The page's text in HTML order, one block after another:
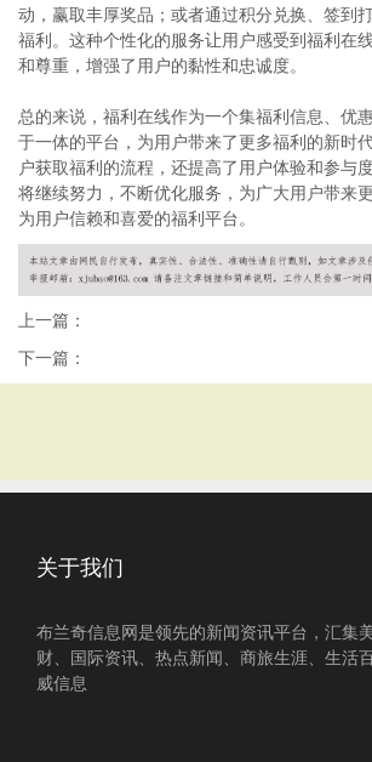
动，赢取丰厚奖品；或者通过积分兑换、签到
福利。这种个性化的服务让用户感受到福利在
和尊重，增强了用户的黏性和忠诚度。
总的来说，福利在线作为一个集福利信息、优
于一体的平台，为用户带来了更多福利的新时
户获取福利的流程，还提高了用户体验和参与
将继续努力，不断优化服务，为广大用户带来
为用户信赖和喜爱的福利平台。
上一篇：
下一篇：
关于我们
布兰奇信息网是领先的新闻资讯平台，汇集
财、国际资讯、热点新闻、商旅生涯、生活
威信息